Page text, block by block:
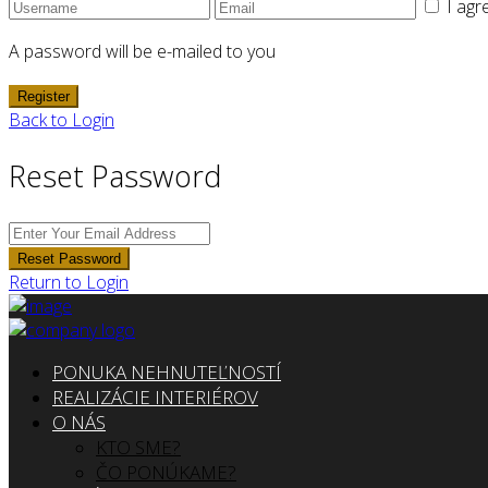
I
A password will be e-mailed to you
Register
Back to Login
Reset Password
Reset Password
Return to Login
PONUKA NEHNUTEĽNOSTÍ
REALIZÁCIE INTERIÉROV
O NÁS
KTO SME?
ČO PONÚKAME?